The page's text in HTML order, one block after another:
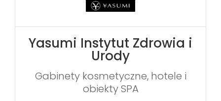
Yasumi Instytut Zdrowia i
Urody
Gabinety kosmetyczne, hotele i
obiekty SPA